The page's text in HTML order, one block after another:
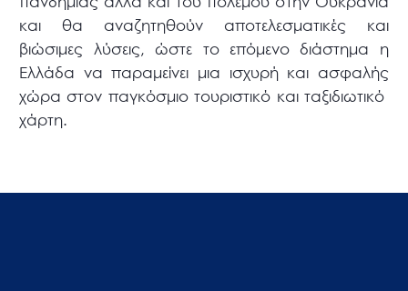
και θα αναζητηθούν αποτελεσματικές και
βιώσιμες λύσεις, ώστε το επόμενο διάστημα η
Ελλάδα να παραμείνει μια ισχυρή και ασφαλής
χώρα στον παγκόσμιο τουριστικό και ταξιδιωτικό
χάρτη.